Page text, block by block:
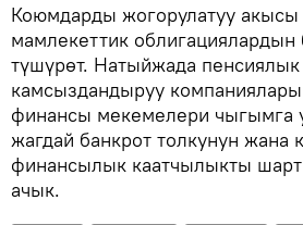
Коюмдарды жогорулатуу акысы
мамлекеттик облигациялардын
түшүрөт. Натыйжада
камсыздандыруу
финансы мекемелери чыгымга
жагдай банкрот толкунун жана
финансылык каатчылыкты
ачык.